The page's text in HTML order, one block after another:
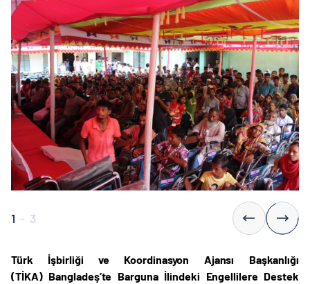
1 - 3
Türk İşbirliği ve Koordinasyon Ajansı Başkanlığı
(TİKA) Bangladeş’te Barguna İlindeki Engellilere Destek